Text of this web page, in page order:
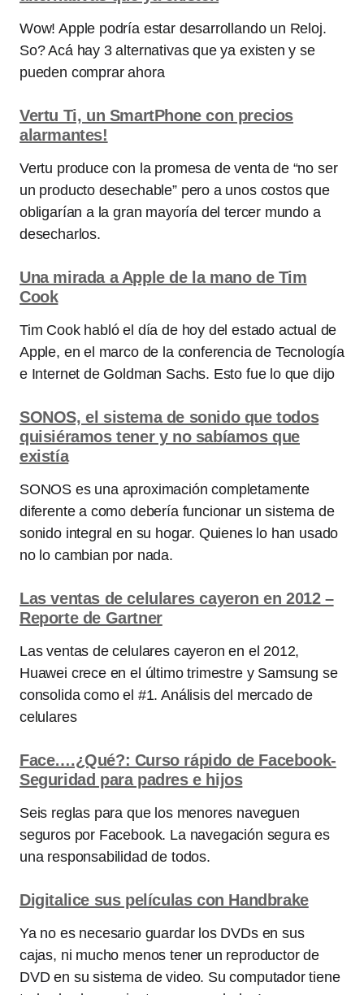
Wow! Apple podría estar desarrollando un Reloj.
So? Acá hay 3 alternativas que ya existen y se
pueden comprar ahora
Vertu Ti, un SmartPhone con precios
alarmantes!
Vertu produce con la promesa de venta de “no ser
un producto desechable” pero a unos costos que
obligarían a la gran mayoría del tercer mundo a
desecharlos.
Una mirada a Apple de la mano de Tim
Cook
Tim Cook habló el día de hoy del estado actual de
Apple, en el marco de la conferencia de Tecnología
e Internet de Goldman Sachs. Esto fue lo que dijo
SONOS, el sistema de sonido que todos
quisiéramos tener y no sabíamos que
existía
SONOS es una aproximación completamente
diferente a como debería funcionar un sistema de
sonido integral en su hogar. Quienes lo han usado
no lo cambian por nada.
Las ventas de celulares cayeron en 2012 –
Reporte de Gartner
Las ventas de celulares cayeron en el 2012,
Huawei crece en el último trimestre y Samsung se
consolida como el #1. Análisis del mercado de
celulares
Face….¿Qué?: Curso rápido de Facebook-
Seguridad para padres e hijos
Seis reglas para que los menores naveguen
seguros por Facebook. La navegación segura es
una responsabilidad de todos.
Digitalice sus películas con Handbrake
Ya no es necesario guardar los DVDs en sus
cajas, ni mucho menos tener un reproductor de
DVD en su sistema de video. Su computador tiene